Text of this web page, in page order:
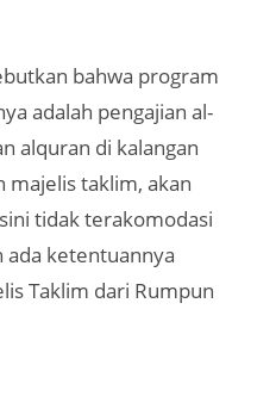
bahwa program
adalah pengajian al-
alquran di kalangan
majelis taklim, akan
tidak terakomodasi
ada ketentuannya
Taklim dari Rumpun